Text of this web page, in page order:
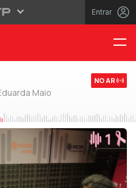
Entrar
Maio
NO AR